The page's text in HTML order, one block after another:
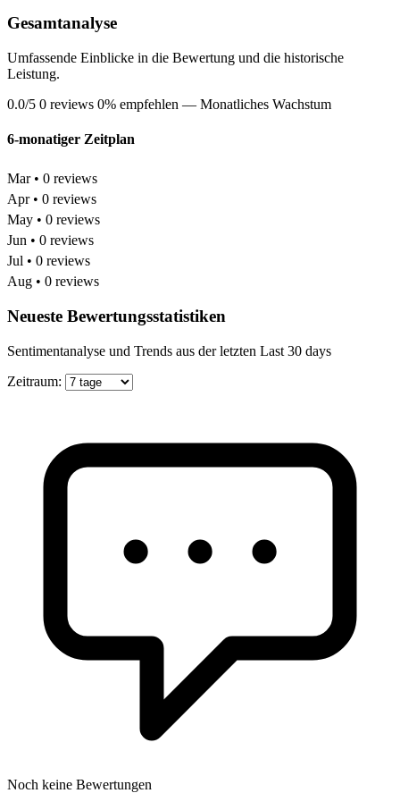
Gesamtanalyse
Umfassende Einblicke in die Bewertung und die historische
Leistung.
0.0/5 0 reviews 0% empfehlen — Monatliches Wachstum
6-monatiger Zeitplan
Mar • 0 reviews
Apr • 0 reviews
May • 0 reviews
Jun • 0 reviews
Jul • 0 reviews
Aug • 0 reviews
Neueste Bewertungsstatistiken
Sentimentanalyse und Trends aus der letzten Last 30 days
Zeitraum:
Noch keine Bewertungen